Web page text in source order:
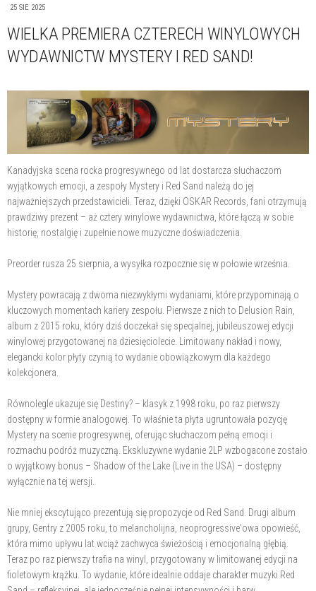
25 SIE 2025
WIELKA PREMIERA CZTERECH WINYLOWYCH
WYDAWNICTW MYSTERY I RED SAND!
Kanadyjska scena rocka progresywnego od lat dostarcza słuchaczom
wyjątkowych emocji, a zespoły Mystery i Red Sand należą do jej
najważniejszych przedstawicieli. Teraz, dzięki OSKAR Records, fani otrzymują
prawdziwy prezent – aż cztery winylowe wydawnictwa, które łączą w sobie
historię, nostalgię i zupełnie nowe muzyczne doświadczenia.
Preorder rusza 25 sierpnia, a wysyłka rozpocznie się w połowie września.
Mystery powracają z dwoma niezwykłymi wydaniami, które przypominają o
kluczowych momentach kariery zespołu. Pierwsze z nich to Delusion Rain,
album z 2015 roku, który dziś doczekał się specjalnej, jubileuszowej edycji
winylowej przygotowanej na dziesięciolecie. Limitowany nakład i nowy,
elegancki kolor płyty czynią to wydanie obowiązkowym dla każdego
kolekcjonera.
Równolegle ukazuje się Destiny? – klasyk z 1998 roku, po raz pierwszy
dostępny w formie analogowej. To właśnie ta płyta ugruntowała pozycję
Mystery na scenie progresywnej, oferując słuchaczom pełną emocji i
rozmachu podróż muzyczną. Ekskluzywne wydanie 2LP wzbogacone zostało
o wyjątkowy bonus – Shadow of the Lake (Live in the USA) – dostępny
wyłącznie na tej wersji.
Nie mniej ekscytująco prezentują się propozycje od Red Sand. Drugi album
grupy, Gentry z 2005 roku, to melancholijna, neoprogressive'owa opowieść,
która mimo upływu lat wciąż zachwyca świeżością i emocjonalną głębią.
Teraz po raz pierwszy trafia na winyl, przygotowany w limitowanej edycji na
fioletowym krążku. To wydanie, które idealnie oddaje charakter muzyki Red